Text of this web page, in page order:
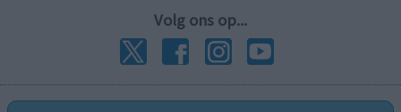
Volg ons op...